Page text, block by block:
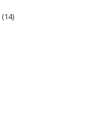
(14)